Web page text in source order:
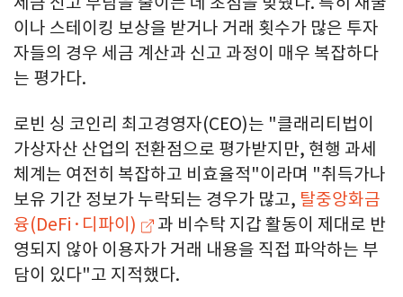
이나 스테이킹 보상을 받거나 거래 횟수가 많은 투자
자들의 경우 세금 계산과 신고 과정이 매우 복잡하다
는 평가다.
로빈 싱 코인리 최고경영자(CEO)는 "클래리티법이
가상자산 산업의 전환점으로 평가받지만, 현행 과세
체계는 여전히 복잡하고 비효율적"이라며 "취득가나
보유 기간 정보가 누락되는 경우가 많고, 탈중앙화금
융(DeFi·디파이)
과 비수탁 지갑 활동이 제대로 반
영되지 않아 이용자가 거래 내용을 직접 파악하는 부
담이 있다"고 지적했다.